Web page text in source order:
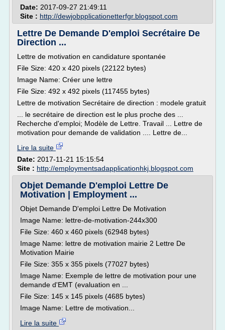
Date: 2017-09-27 21:49:11
Site : http://dewjobpplicationetterfgr.blogspot.com
Lettre De Demande D'emploi Secrétaire De
Direction ...
Lettre de motivation en candidature spontanée
File Size: 420 x 420 pixels (22122 bytes)
Image Name: Créer une lettre
File Size: 492 x 492 pixels (117455 bytes)
Lettre de motivation Secrétaire de direction : modele gratuit
... le secrétaire de direction est le plus proche des ...
Recherche d'emploi; Modèle de Lettre. Travail ... Lettre de
motivation pour demande de validation .... Lettre de...
Lire la suite
Date: 2017-11-21 15:15:54
Site : http://employmentsadapplicationhkj.blogspot.com
Objet Demande D'emploi Lettre De
Motivation | Employment ...
Objet Demande D'emploi Lettre De Motivation
Image Name: lettre-de-motivation-244x300
File Size: 460 x 460 pixels (62948 bytes)
Image Name: lettre de motivation mairie 2 Lettre De
Motivation Mairie
File Size: 355 x 355 pixels (77027 bytes)
Image Name: Exemple de lettre de motivation pour une
demande d'EMT (evaluation en ...
File Size: 145 x 145 pixels (4685 bytes)
Image Name: Lettre de motivation...
Lire la suite